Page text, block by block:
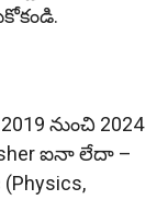
నుంచి 2024
ఐనా లేదా –
(Physics,